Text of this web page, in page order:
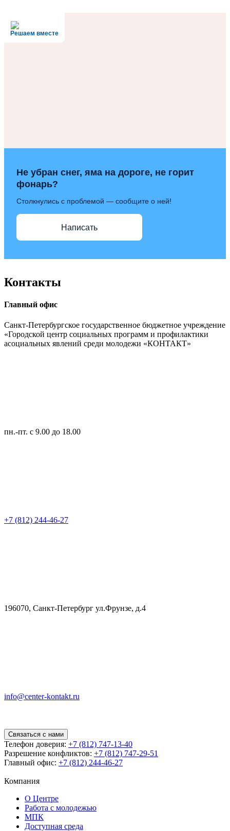
Решаем вместе
Не убран снег, яма на дороге, не горит
фонарь?
Столкнулись с проблемой — сообщите о ней!
Написать
Контакты
Главный офис
Санкт-Петербургское государственное бюджетное учреждение
«Городской центр социальных программ и профилактики
асоциальных явлений среди молодежи «КОНТАКТ»
пн.-пт. с 9.00 до 18.00
+7 (812) 244-46-27
196070, Санкт-Петербург ул.Фрунзе, д.4
info@center-kontakt.ru
Связаться с нами
Телефон доверия: +7 (812) 747-13-40
Разрешение конфликтов: +7 (812) 747-29-51
Главный офис: +7 (812) 244-46-27
Компания
О Центре
Работа с молодежью
МПК
Доступная среда